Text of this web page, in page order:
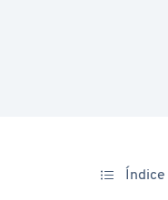
Índice